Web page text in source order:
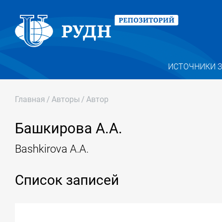
ИСТОЧНИКИ
Главная / Авторы / Автор
Башкирова А.А.
Bashkirova A.A.
Список записей